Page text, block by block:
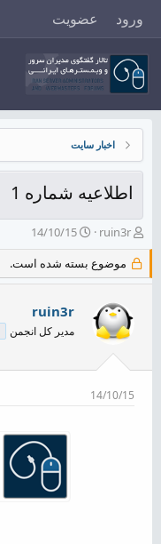
ورود عضویت
اخبار سایت
اطلاعیه شماره 1
ش
ر
ع
ن
ن
د
م
و
ruin3r
ت
ا
ر
ی
ش
14/10/15
موضوع بسته شده است.
ruin3r
مدیر کل انجمن
14/10/15